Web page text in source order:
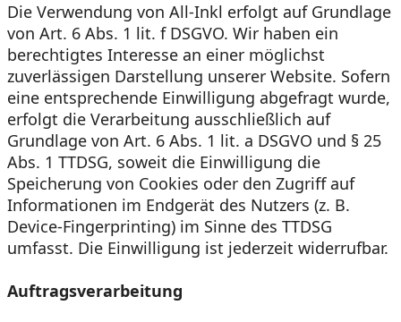
Die Verwendung von All-Inkl erfolgt auf Grundlage
von Art. 6 Abs. 1 lit. f DSGVO. Wir haben ein
berechtigtes Interesse an einer möglichst
zuverlässigen Darstellung unserer Website. Sofern
eine entsprechende Einwilligung abgefragt wurde,
erfolgt die Verarbeitung ausschließlich auf
Grundlage von Art. 6 Abs. 1 lit. a DSGVO und § 25
Abs. 1 TTDSG, soweit die Einwilligung die
Speicherung von Cookies oder den Zugriff auf
Informationen im Endgerät des Nutzers (z. B.
Device-Fingerprinting) im Sinne des TTDSG
umfasst. Die Einwilligung ist jederzeit widerrufbar.
Auftragsverarbeitung